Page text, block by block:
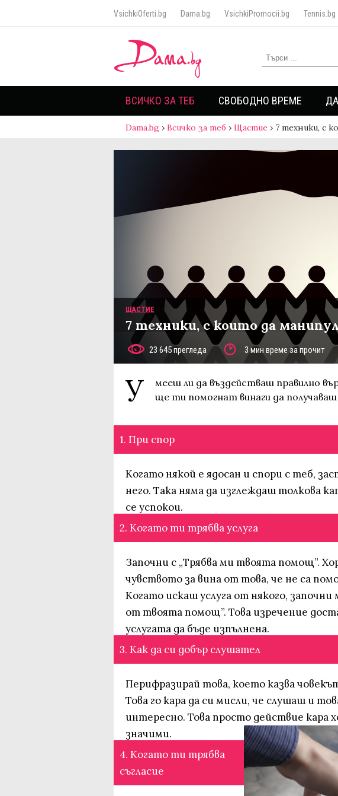
VsichkiOferti.bg Dama.bg VsichkiPromocii.bg Tennis.bg
ВСИЧКО ЗА ТЕБ СВОБОДНО ВРЕМЕ
Dama.bg › Всичко за теб › Щастие › 7 техники, с
ЩАСТИЕ
7 техники, с които да
23 645 прегледа 3 мин време за прочит
У
мееш ли да въздействаш правилно
ще ти помогнат винаги да
1. При спор
Когато някой е ядосан и спори с теб,
него. Така няма да изглеждаш толкова
се успокои.
2. Когато ти трябва услуга
Започни с „Трябва ми твоята помощ”.
чувството за вина от това, че не са
Когато искаш услуга от някого,
от твоята помощ”. Това изречение
услугата да бъде изпълнена.
3. Как да си добър слушател
Перифразирай това, което казва
Това го кара да си мисли, че слушаш и
интересно. Това просто действие кара
значими.
4. Когато ти трябва
съгласие